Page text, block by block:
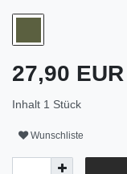
27,90 EUR
Inhalt 1 Stück
Wunschliste